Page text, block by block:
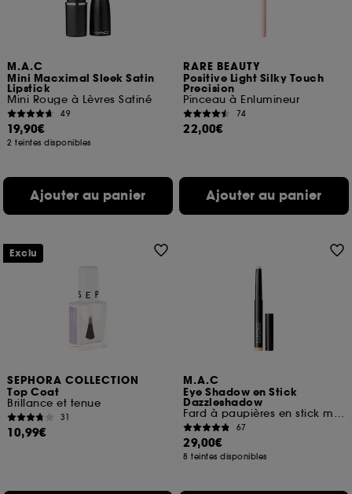
M.A.C
Mini Macximal Sleek Satin
Lipstick
Mini Rouge à Lèvres Satiné
49
19,90€
2 teintes disponibles
Ajouter au panier
RARE BEAUTY
Positive Light Silky Touch
Precision
Pinceau à Enlumineur
74
22,00€
Ajouter au panier
SEPHORA COLLECTION
Top Coat
Brillance et tenue
31
10,99€
Exclu
M.A.C
Eye Shadow en Stick
Dazzleshadow
Fard à paupières en stick métallisé
67
29,00€
8 teintes disponibles